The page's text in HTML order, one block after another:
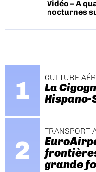
Vidéo – A
nocturnes
CULTURE
La
Hispano-
TRANSPORT
grande